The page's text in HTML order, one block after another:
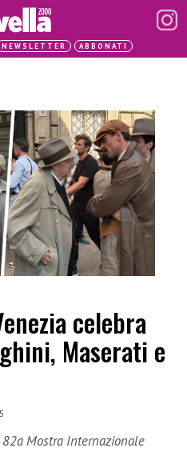
NEWSLETTER ABBONATI
celebra
Maserati e
Mostra Internazionale